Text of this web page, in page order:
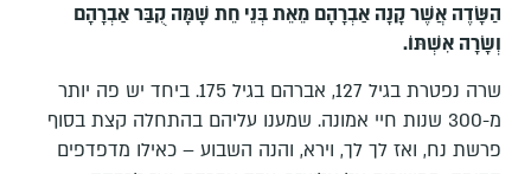
הַשָּׂדֶה אֲשֶׁר קָנָה אַבְרָהָם מֵאֵת בְּנֵי חֵת שָׁמָּה קֻבַּר אַבְרָהָם
וְשָׂרָה אִשְׁתּוֹ.
שרה נפטרת בגיל 127, אברהם בגיל 175. ביחד יש פה יותר
מ-300 שנות חיי אמונה. שמענו עליהם בהתחלה קצת בסוף
פרשת נח, ואז לך לך, וירא, והנה השבוע – כאילו מדפדפים